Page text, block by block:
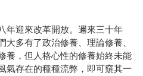
年迎來改革開放。邇來三十年
多有了政治修養、理論修養、
養，但人格心性的修養始終未能
氣存在的種種流弊，即可窺其一